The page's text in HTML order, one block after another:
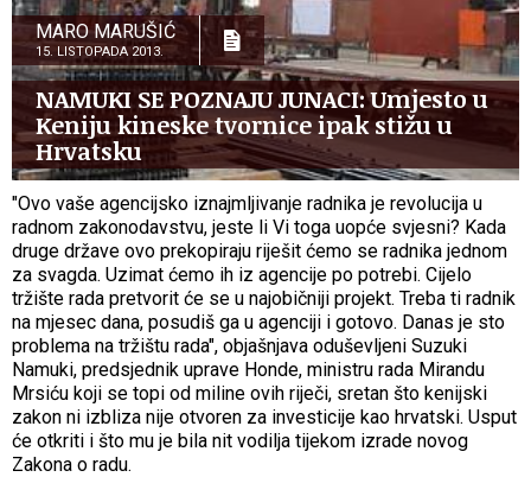
MARO MARUŠIĆ
15. LISTOPADA 2013.
NAMUKI SE POZNAJU JUNACI: Umjesto u
Keniju kineske tvornice ipak stižu u
Hrvatsku
"Ovo vaše agencijsko iznajmljivanje radnika je revolucija u
radnom zakonodavstvu, jeste li Vi toga uopće svjesni? Kada
druge države ovo prekopiraju riješit ćemo se radnika jednom
za svagda. Uzimat ćemo ih iz agencije po potrebi. Cijelo
tržište rada pretvorit će se u najobičniji projekt. Treba ti radnik
na mjesec dana, posudiš ga u agenciji i gotovo. Danas je sto
problema na tržištu rada", objašnjava oduševljeni Suzuki
Namuki, predsjednik uprave Honde, ministru rada Mirandu
Mrsiću koji se topi od miline ovih riječi, sretan što kenijski
zakon ni izbliza nije otvoren za investicije kao hrvatski. Usput
će otkriti i što mu je bila nit vodilja tijekom izrade novog
Zakona o radu.